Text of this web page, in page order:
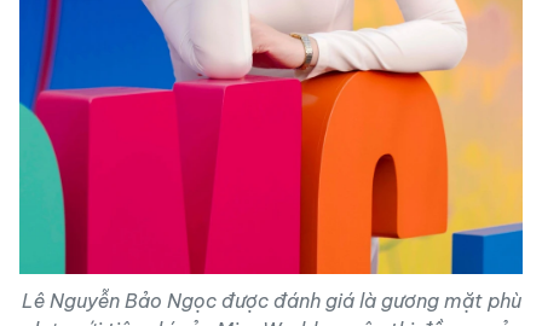
Lê Nguyễn Bảo Ngọc được đánh giá là gương mặt phù